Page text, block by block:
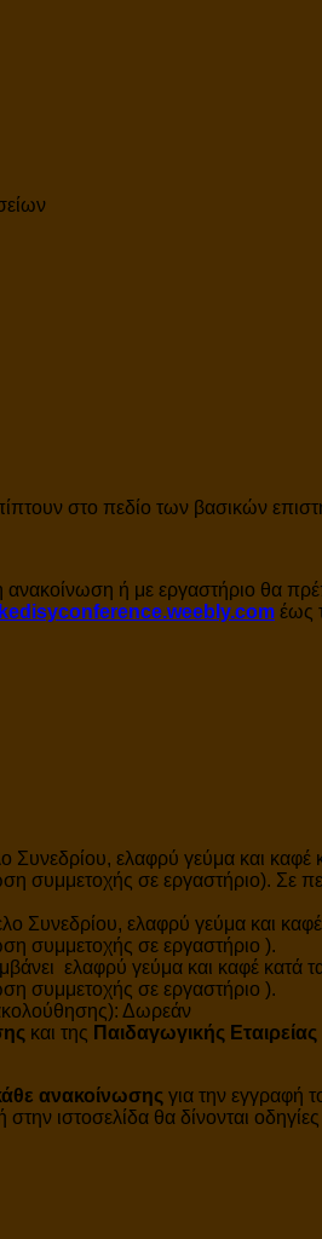
στο πεδίο των βασικών
ή με εργαστήριο θα
έως
Συνεδρίου, ελαφρύ γεύμα και καφέ
συμμετοχής σε εργαστήριο). Σε
Συνεδρίου, ελαφρύ γεύμα και
συμμετοχής σε εργαστήριο ).
ελαφρύ γεύμα και καφέ κατά
συμμετοχής σε εργαστήριο ).
Δωρεάν
και της Παιδαγωγικής
ανακοίνωσης για την εγγραφή
ιστοσελίδα θα δίνονται